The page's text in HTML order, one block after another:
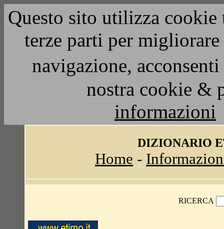
Questo sito utilizza
terze parti per
navigazione,
nostra cookie &
informazioni
DIZIONARIO
Home -
RICERCA